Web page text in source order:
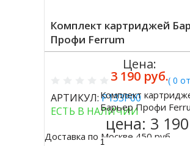
Комплект картриджей
Профи Ferrum
( 0
АРТИКУЛ:Р133Р00
ЕСТЬ В НАЛИЧИИ
Доставка по Москве 450 руб.
Цена:
3 190 руб.
Купить
Комплект
Барьер Профи
цена: 3